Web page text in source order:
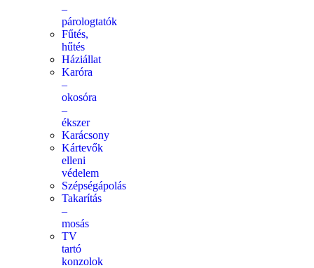
–
párologtatók
Fűtés,
hűtés
Háziállat
Karóra
–
okosóra
–
ékszer
Karácsony
Kártevők
elleni
védelem
Szépségápolás
Takarítás
–
mosás
TV
tartó
konzolok